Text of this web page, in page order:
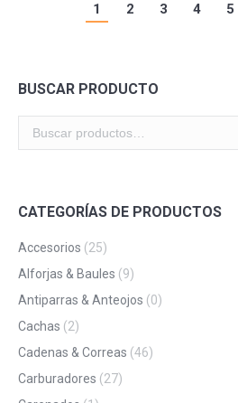
1 2 3 4 5
BUSCAR PRODUCTO
CATEGORÍAS DE PRODUCTOS
Accesorios (25)
Alforjas & Baules (9)
Antiparras & Anteojos (0)
Cachas (2)
Cadenas & Correas (46)
Carburadores (27)